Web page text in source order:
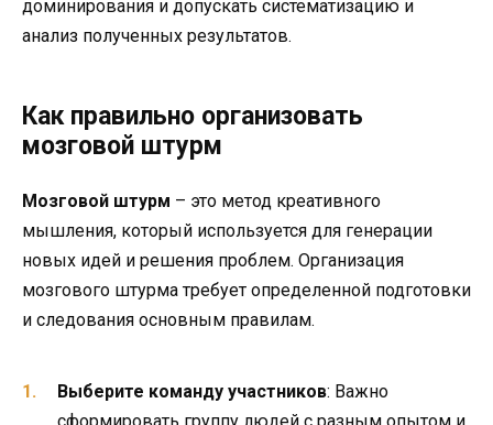
доминирования и допускать систематизацию и
анализ полученных результатов.
Как правильно организовать
мозговой штурм
Мозговой штурм – это метод креативного
мышления, который используется для генерации
новых идей и решения проблем. Организация
мозгового штурма требует определенной подготовки
и следования основным правилам.
Выберите команду участников: Важно